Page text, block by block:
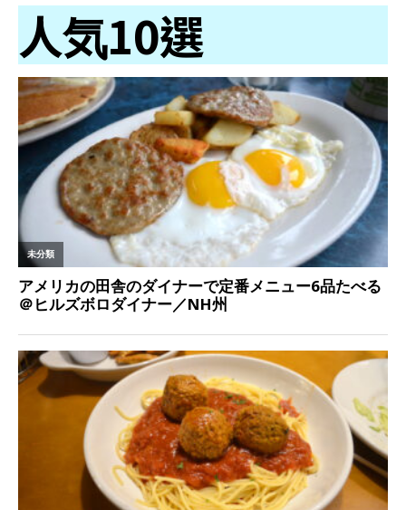
人気10選